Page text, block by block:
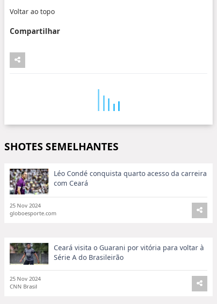
Voltar ao topo
Compartilhar
SHOTES SEMELHANTES
Léo Condé conquista quarto acesso da carreira
com Ceará
25 Nov 2024
globoesporte.com
Ceará visita o Guarani por vitória para voltar à
Série A do Brasileirão
25 Nov 2024
CNN Brasil